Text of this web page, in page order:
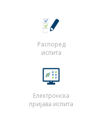
Распоред
испита
Електронска
пријава испита